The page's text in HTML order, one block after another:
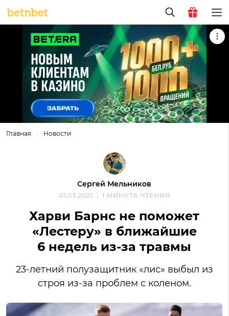
Главная Новости
Сергей Мельников
01.03.2021 1 МИНУТА ЧТЕНИЯ
Харви Барнс не поможет
«Лестеру» в ближайшие
6 недель из-за травмы
23-летний полузащитник «лис» выбыл из
строя из-за проблем с коленом.